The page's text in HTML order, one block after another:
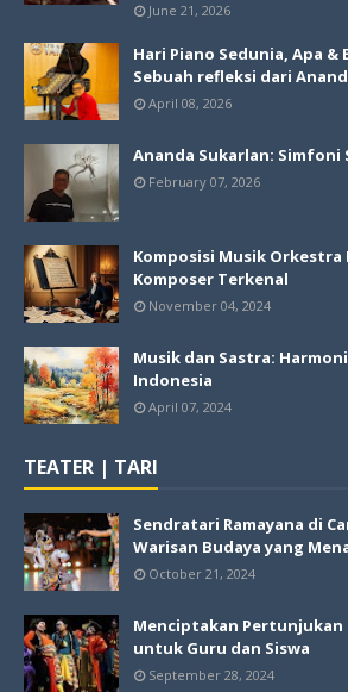
June 21, 2026
Hari Piano Sedunia, Apa &
Sebuah refleksi dari
April 08, 2026
Ananda Sukarlan: Simfoni
February 07, 2026
Komposisi Musik Orkestra
Komposer Terkenal
November 04, 2024
Musik dan Sastra:
Indonesia
April 07, 2024
TEATER | TARI
Sendratari Ramayana di
Warisan Budaya yang
October 21, 2024
Menciptakan Pertunjukan
untuk Guru dan Siswa
September 28, 2024